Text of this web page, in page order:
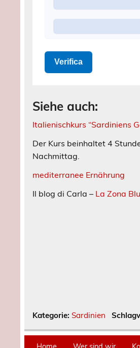
Siehe auch:
Italienischkurs “Sardiniens
Der Kurs beinhaltet 4
Nachmittag.
mediterranee Ernährung
Il blog di Carla – La Zona
Kategorie: Sardinien